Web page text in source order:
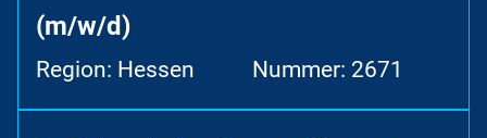
(m/w/d)
Region: Hessen Nummer: 2671